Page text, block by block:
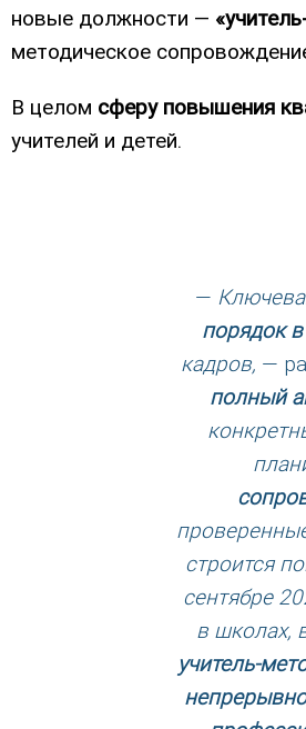
новые должности —
методическое
В целом сферу повышения
учителей и детей.
—
порядок
кадров, —
полный
строится
сентябре
в школах,
учитель-